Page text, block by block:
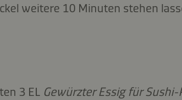
weitere 10 Minuten stehen
3 EL Gewürzter Essig für Sushi-